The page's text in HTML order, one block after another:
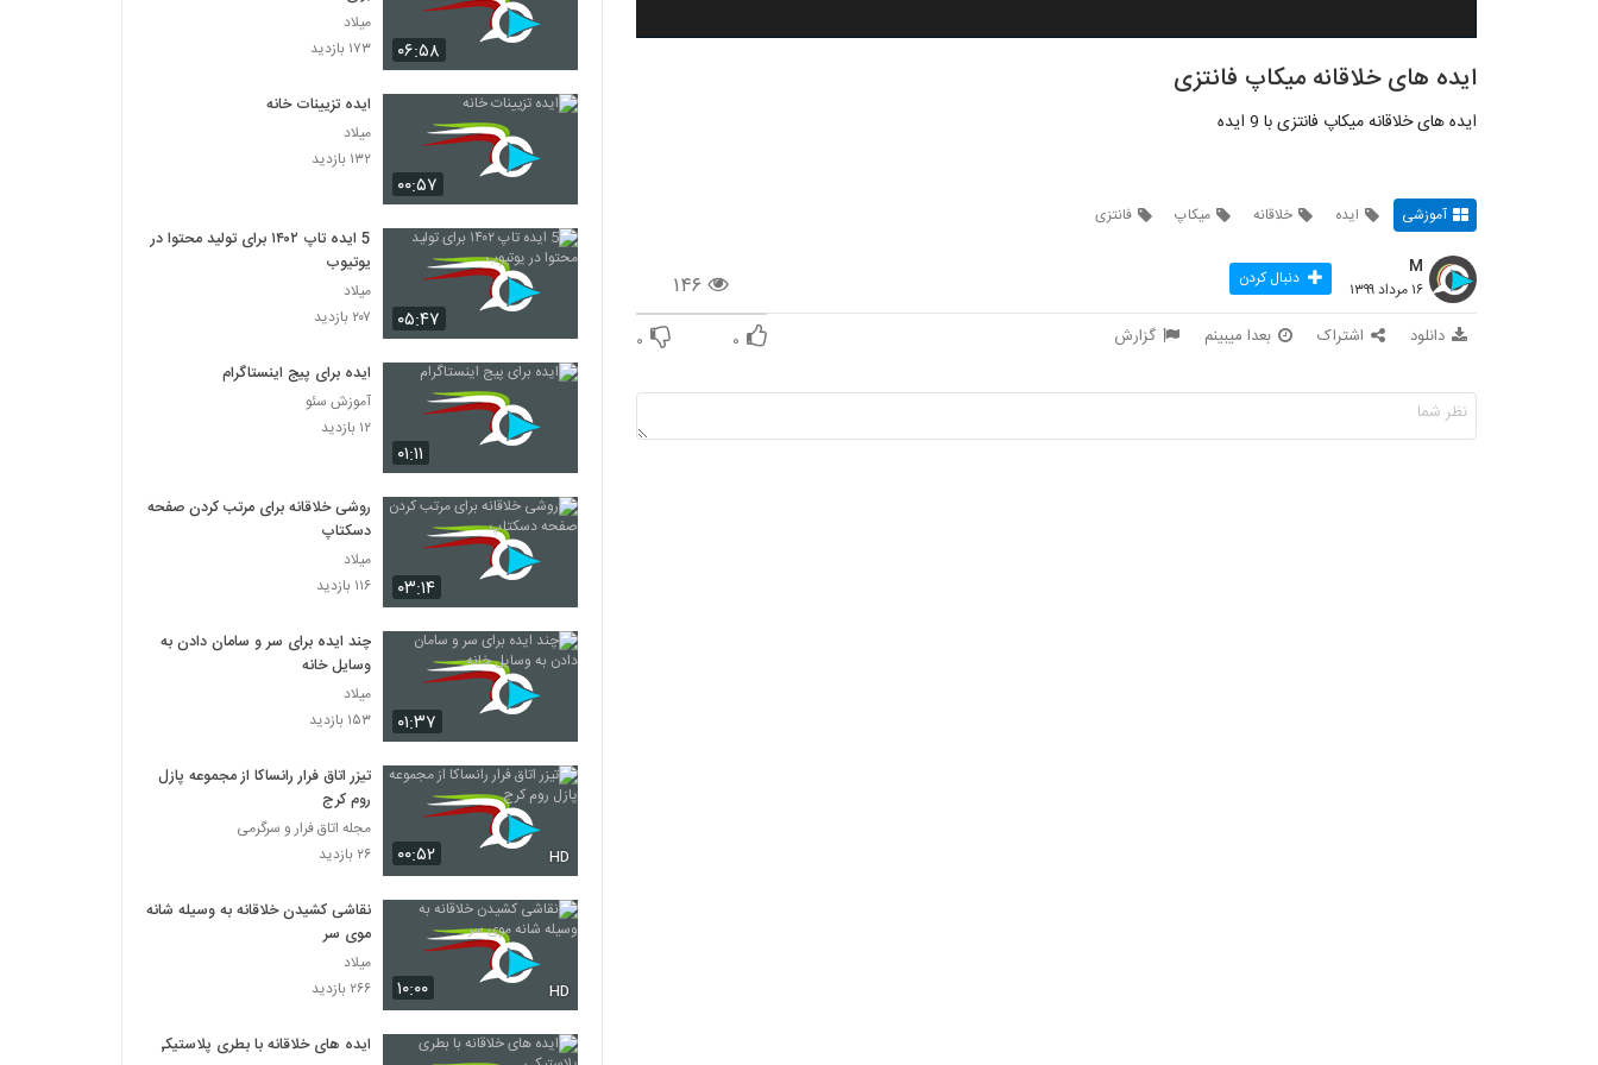
ایده های خلاقانه میکاپ فانتزی
ایده های خلاقانه میکاپ فانتزی با 9 ایده
آموزشی ایده خلاقانه میکاپ فانتزی
۱۴۶
M
۱۶ مرداد ۱۳۹۹ دنبال کردن
دانلود اشتراک بعدا میبینم گزارش ۰ ۰
۰۶:۵۸
میلاد
۱۷۳ بازدید
۰۰:۵۷
ایده تزیینات خانه
میلاد
۱۳۲ بازدید
۰۵:۴۷
5 ایده تاپ ۱۴۰۲ برای تولید محتوا در
یوتیوب
میلاد
۲۰۷ بازدید
۰۱:۱۱
ایده برای پیج اینستاگرام
آموزش سئو
۱۲ بازدید
۰۳:۱۴
روشی خلاقانه برای مرتب کردن صفحه
دسکتاپ
میلاد
۱۱۶ بازدید
۰۱:۳۷
چند ایده برای سر و سامان دادن به
وسایل خانه
میلاد
۱۵۳ بازدید
۰۰:۵۲ HD
تیزر اتاق فرار رانساکا از مجموعه پازل
روم کرج
مجله اتاق فرار و سرگرمی
۲۶ بازدید
۱۰:۰۰ HD
نقاشی کشیدن خلاقانه به وسیله شانه
موی سر
میلاد
۲۶۶ بازدید
ایده های خلاقانه با بطری پلاستیکی